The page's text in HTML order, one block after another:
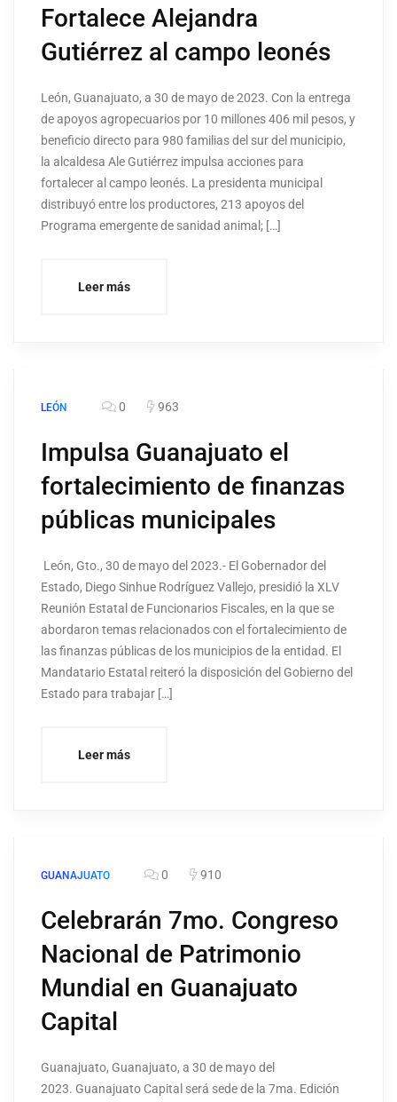
Fortalece Alejandra
Gutiérrez al campo leonés
León, Guanajuato, a 30 de mayo de 2023. Con la entrega
de apoyos agropecuarios por 10 millones 406 mil pesos, y
beneficio directo para 980 familias del sur del municipio,
la alcaldesa Ale Gutiérrez impulsa acciones para
fortalecer al campo leonés. La presidenta municipal
distribuyó entre los productores, 213 apoyos del
Programa emergente de sanidad animal; […]
Leer más
LEÓN 0 963
Impulsa Guanajuato el
fortalecimiento de finanzas
públicas municipales
León, Gto., 30 de mayo del 2023.- El Gobernador del
Estado, Diego Sinhue Rodríguez Vallejo, presidió la XLV
Reunión Estatal de Funcionarios Fiscales, en la que se
abordaron temas relacionados con el fortalecimiento de
las finanzas públicas de los municipios de la entidad. El
Mandatario Estatal reiteró la disposición del Gobierno del
Estado para trabajar […]
Leer más
GUANAJUATO 0 910
Celebrarán 7mo. Congreso
Nacional de Patrimonio
Mundial en Guanajuato
Capital
Guanajuato, Guanajuato, a 30 de mayo del
2023. Guanajuato Capital será sede de la 7ma. Edición